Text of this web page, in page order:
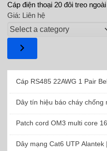
Cáp điện thoại 20 đôi treo
Giá: Liên hệ
Select
a
category
Cáp RS485 22AWG 1 Pair
Dây tín hiệu báo cháy chống
Patch cord OM3 multi core
Dây mạng Cat6 UTP